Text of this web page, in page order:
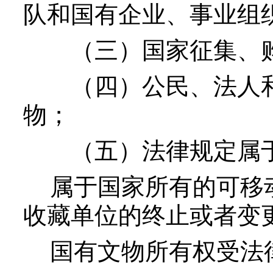
队和国有企业、事业组
（三）国家征集、
（四）公民、法人
物；
（五）法律规定属
属于国家所有的可移
收藏单位的终止或者变
国有文物所有权受法